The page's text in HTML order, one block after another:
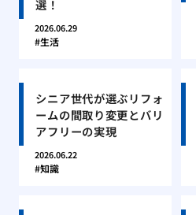
選！
2026.06.29
生活
シニア世代が選ぶリフォ
ームの間取り変更とバリ
アフリーの実現
2026.06.22
知識